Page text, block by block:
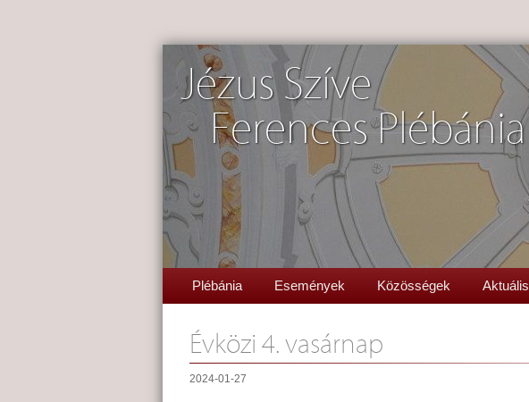
Jézus Szíve
Ferences Plébánia
Plébánia Események Közösségek Aktuális
Évközi 4. vasárnap
2024-01-27